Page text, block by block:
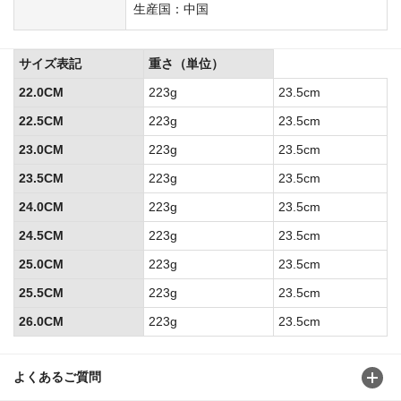
生産国：中国
よくあるご質問
サイズ表記
重さ（単位）
22.0CM
223g
23.5cm
22.5CM
223g
23.5cm
23.0CM
223g
23.5cm
23.5CM
223g
23.5cm
24.0CM
223g
23.5cm
24.5CM
223g
23.5cm
25.0CM
223g
23.5cm
25.5CM
223g
23.5cm
26.0CM
223g 23.5cm